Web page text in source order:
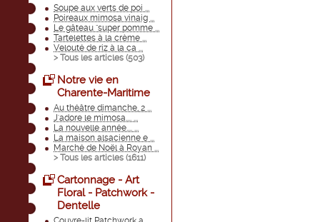
Soupe aux verts de poi ...
Poireaux mimosa vinaig ...
Le gâteau "super pomme ...
Tartelettes à la crème ...
Velouté de riz à la ca ...
> Tous les articles (503)
Notre vie en
Charente-Maritime
Au théâtre dimanche, 2 ...
J'adore le mimosa.... ...
La nouvelle année.... ...
La maison alsacienne e ...
Marché de Noël à Royan ...
> Tous les articles (1611)
Cartonnage - Art
Floral - Patchwork -
Dentelle